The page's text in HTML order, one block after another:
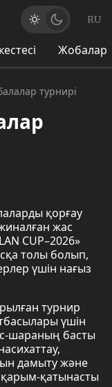
RU
Жобалар
турнирі
қорғау
жас
CUP–2026»
толы болып,
үшін нағыз
турнир
үшін
шараның басты
дамыту және
қатынасты